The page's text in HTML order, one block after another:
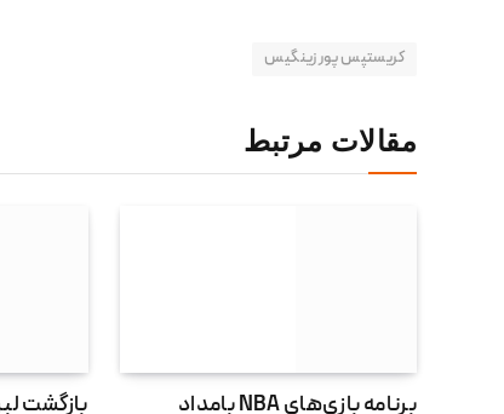
کریستپس پورزینگیس
مقالات مرتبط
برنامه بازی‌های NBA بامداد
بازگشت